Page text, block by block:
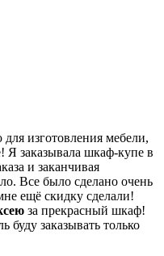
изготовления мебели,
заказывала шкаф-купе в
и заканчивая
Все было сделано очень
ещё скидку сделали!
за прекрасный шкаф!
буду заказывать только